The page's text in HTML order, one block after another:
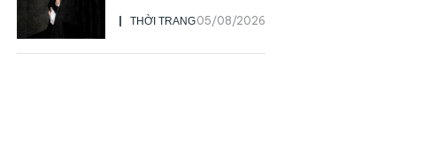
THỜI TRANG05/08/2026
sức ảnh hưởng sâu
rộng của NTK John
Galliano